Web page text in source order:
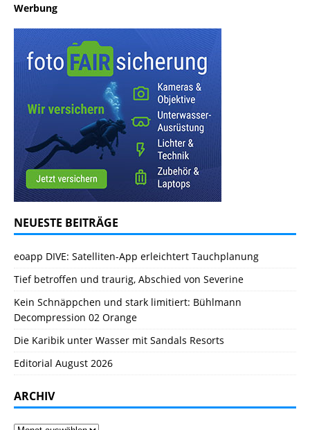
Werbung
NEUESTE BEITRÄGE
eoapp DIVE: Satelliten-App erleichtert Tauchplanung
Tief betroffen und traurig, Abschied von Severine
Kein Schnäppchen und stark limitiert: Bühlmann
Decompression 02 Orange
Die Karibik unter Wasser mit Sandals Resorts
Editorial August 2026
ARCHIV